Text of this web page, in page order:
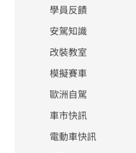
學員反饋
安駕知識
改裝教室
模擬賽車
歐洲自駕
車市快訊
電動車快訊